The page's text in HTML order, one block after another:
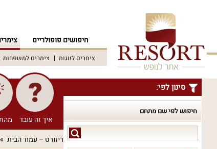
חיפושים פופולריים
צימרים לזוגות צימרים למשפחות
סינון לפי:
חיפוש לפי שם מתחם
לפי
איך זה עובד
ריזורט – עמוד הבית